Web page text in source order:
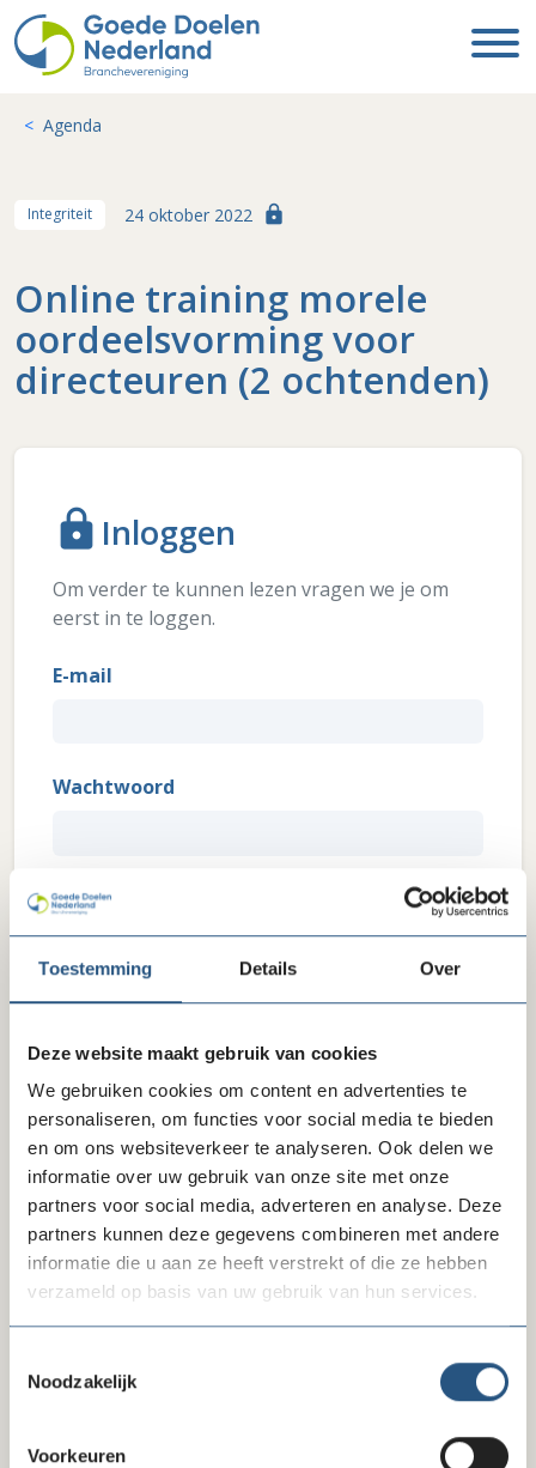
Toestemming Details Over
Deze website maakt gebruik van cookies
We gebruiken cookies om content en advertenties te
personaliseren, om functies voor social media te bieden
en om ons websiteverkeer te analyseren. Ook delen we
informatie over uw gebruik van onze site met onze
partners voor social media, adverteren en analyse. Deze
partners kunnen deze gegevens combineren met andere
informatie die u aan ze heeft verstrekt of die ze hebben
verzameld op basis van uw gebruik van hun services.
Noodzakelijk
Voorkeuren
Agenda
Integriteit 24 oktober 2022 lock
Online training morele
oordeelsvorming voor
directeuren (2 ochtenden)
lock Inloggen
Om verder te kunnen lezen vragen we je om
eerst in te loggen.
E-mail
Wachtwoord
Inloggen Wachtwoord vergeten?
Heb je interesse in ons lidmaatschap? Wil je weten wat
Klik hier
Delen Delen via LinkedIn
Delen via Facebook
Wanneer